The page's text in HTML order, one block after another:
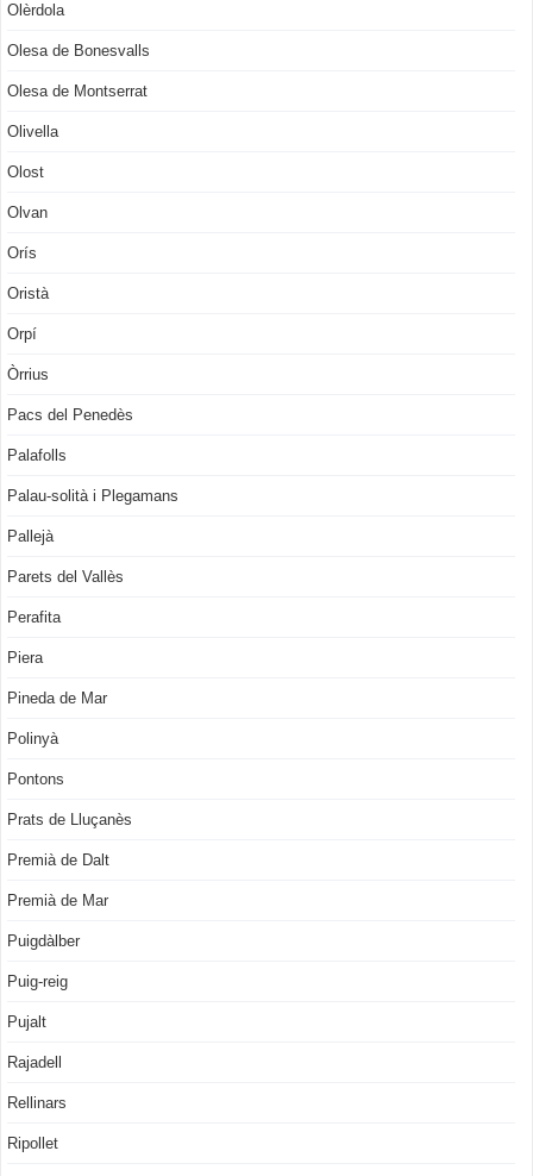
Olèrdola
Olesa de Bonesvalls
Olesa de Montserrat
Olivella
Olost
Olvan
Orís
Oristà
Orpí
Òrrius
Pacs del Penedès
Palafolls
Palau-solità i Plegamans
Pallejà
Parets del Vallès
Perafita
Piera
Pineda de Mar
Polinyà
Pontons
Prats de Lluçanès
Premià de Dalt
Premià de Mar
Puigdàlber
Puig-reig
Pujalt
Rajadell
Rellinars
Ripollet